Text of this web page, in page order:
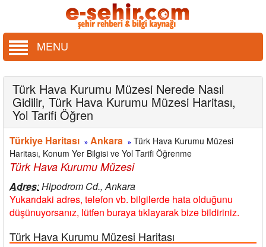
MENU
Türk Hava Kurumu Müzesi Nerede Nasıl
Gidilir, Türk Hava Kurumu Müzesi Haritası,
Yol Tarifi Öğren
Türkiye Haritası » Ankara » Türk Hava Kurumu Müzesi
Haritası, Konum Yer Bilgisi ve Yol Tarifi Öğrenme
Türk Hava Kurumu Müzesi
Adres:Hipodrom Cd., Ankara
Yukarıdaki adres, telefon vb. bilgilerde hata olduğunu
düşünuyorsanız, lütfen buraya tıklayarak bize bildiriniz.
Türk Hava Kurumu Müzesi Haritası